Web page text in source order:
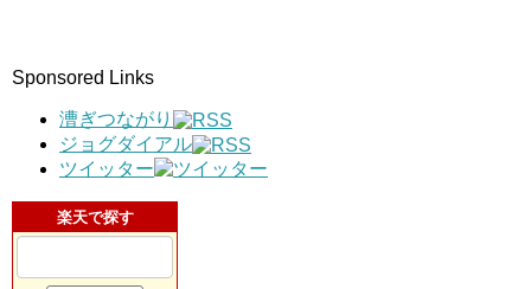
Sponsored Links
漕ぎつながり
ジョグダイアル
ツイッター
楽天で探す